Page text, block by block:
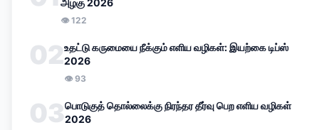
அழகு 2026
👁122
02உதட்டு கருமையை நீக்கும் எளிய வழிகள்: இயற்கை டிப்ஸ்
2026
👁93
03பொடுகுத் தொல்லைக்கு நிரந்தர தீர்வு பெற எளிய வழிகள்
2026